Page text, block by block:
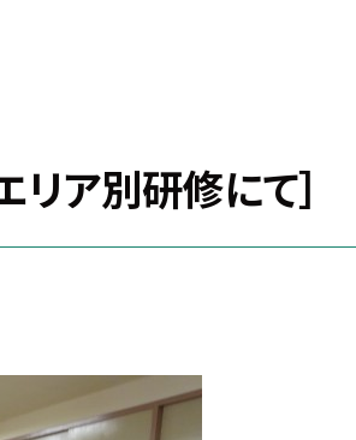
リア別研修にて］